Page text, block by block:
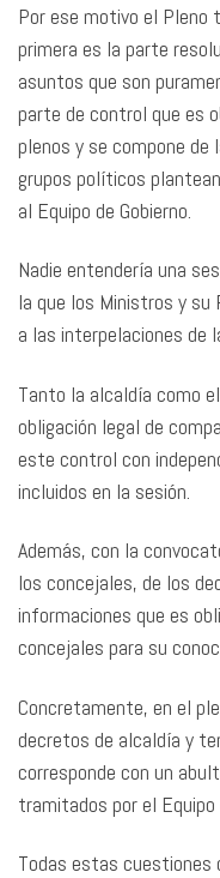
Por ese motivo el Pleno
primera es la parte
asuntos que son
parte de control que es
plenos y se compone
grupos políticos
al Equipo de Gobierno.
Nadie entendería una
la que los Ministros y su
a las interpelaciones de
Tanto la alcaldía como
obligación legal de
este control con
incluidos en la sesión.
Además, con la
los concejales, de los
informaciones que es
concejales para su
Concretamente, en el
decretos de alcaldía y
corresponde con un
tramitados por el Equipo
Todas estas